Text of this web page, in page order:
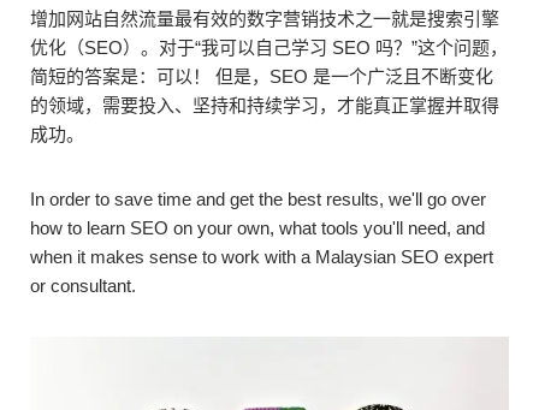
增加网站自然流量最有效的数字营销技术之一就是搜索引擎
优化（SEO）。对于“我可以自己学习 SEO 吗？”这个问题，
简短的答案是：可以！ 但是，SEO 是一个广泛且不断变化
的领域，需要投入、坚持和持续学习，才能真正掌握并取得
成功。
In order to save time and get the best results, we'll go over
how to learn SEO on your own, what tools you'll need, and
when it makes sense to work with a Malaysian SEO expert
or consultant.